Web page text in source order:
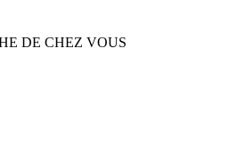
DE CHEZ VOUS